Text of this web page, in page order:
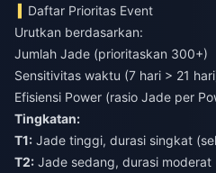
Daftar Prioritas Event
Urutkan berdasarkan:
Jumlah Jade (prioritaskan 300+)
Sensitivitas waktu (7 hari > 21
Efisiensi Power (rasio Jade per
Tingkatan:
T1: Jade tinggi, durasi singkat
T2: Jade sedang, durasi moderat